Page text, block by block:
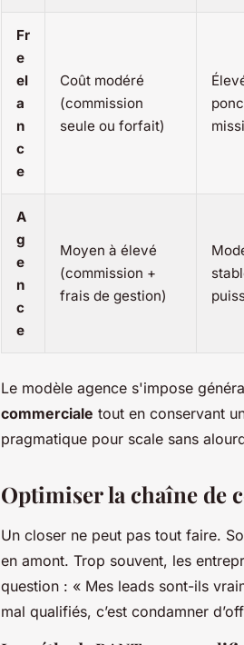
Fr
e
el
a
n
c
e
Coût modéré
(commission
seule ou forfait)
A
g
e
n
c
e
Moyen à élevé
(commission +
frais de gestion)
Le modèle agence s'impose
commerciale tout en conservant
pragmatique pour scale sans
Optimiser la chaîne de
Un closer ne peut pas tout faire.
en amont. Trop souvent, les
question : « Mes leads sont-ils
mal qualifiés, c’est condamner